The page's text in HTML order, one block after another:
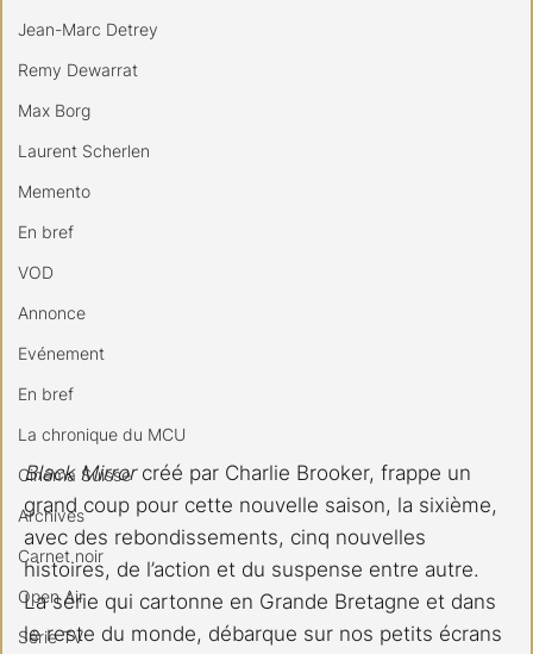
Jean-Marc Detrey
Remy Dewarrat
Max Borg
Laurent Scherlen
Memento
En bref
VOD
Annonce
Evénement
En bref
La chronique du MCU
Cinéma Suisse
Archives
Carnet noir
Open Air
Série TV
Black Mirror créé par Charlie Brooker, frappe un
grand coup pour cette nouvelle saison, la sixième,
avec des rebondissements, cinq nouvelles
histoires, de l’action et du suspense entre autre.
La série qui cartonne en Grande Bretagne et dans
le reste du monde, débarque sur nos petits écrans